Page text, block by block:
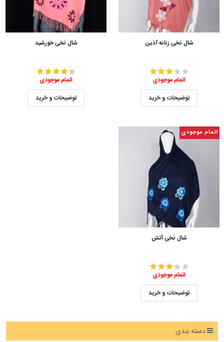
شال نخی زنانه آذین
اتمام موجودی
توضیحات و خرید
شال نخی خورشید
اتمام موجودی
توضیحات و خرید
اتمام موجودی
شال نخی آتش
اتمام موجودی
توضیحات و خرید
دسته بندی